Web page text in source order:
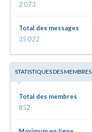
2 073
Total des messages
35 022
STATISTIQUES DES MEMBRES
Total des membres
852